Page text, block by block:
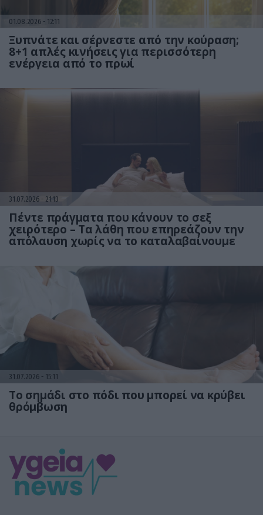
01.08.2026 12:11
Ξυπνάτε και σέρνεστε από την κούραση;
8+1 απλές κινήσεις για περισσότερη
ενέργεια από το πρωί
31.07.2026 21:13
Πέντε πράγματα που κάνουν το σεξ
χειρότερο – Τα λάθη που επηρεάζουν την
απόλαυση χωρίς να το καταλαβαίνουμε
31.07.2026 15:11
Το σημάδι στο πόδι που μπορεί να κρύβει
θρόμβωση